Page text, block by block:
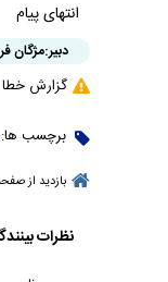
انتهای پیام
دبیر:مژگان
گزارش خطا
برچسب ها:
بازدید از
نظرات